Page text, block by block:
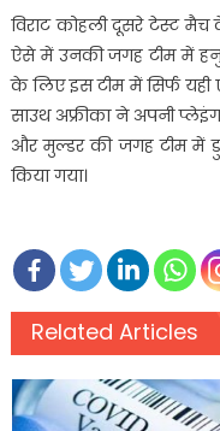
विराट कोहली दूसरे टेस्ट
ऐसे में उनकी जगह टीम में
के लिए इस टीम में सिर्फ
साउथ अफ्रीका ने अपनी
और मुल्डर की जगह टीम
किया गया।
Related Articles